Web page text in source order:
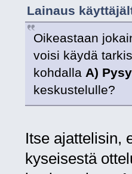
Lainaus
Oikeastaan
voisi käydä
kohdalla A)
keskustelulle?
Itse ajattelisin,
kyseisestä